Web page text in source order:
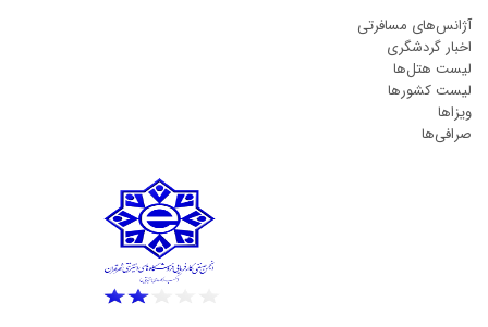
آژانس‌های مسافرتی
اخبار گردشگری
لیست هتل‌ها
لیست کشورها
ویزاها
صرافی‌ها